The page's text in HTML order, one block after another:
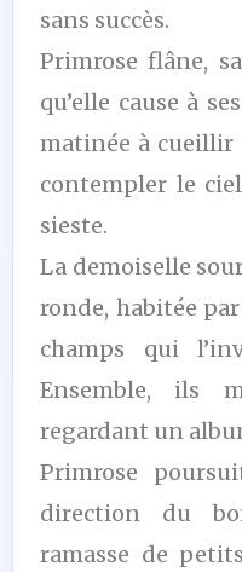
sans succès.
Primrose flâne,
qu’elle cause à
matinée à cueillir
contempler le
sieste.
La demoiselle
ronde, habitée
champs qui
Ensemble, ils
regardant un
Primrose
direction du
ramasse de